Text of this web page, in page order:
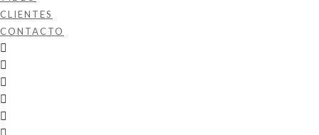
CLIENTES
CONTACTO